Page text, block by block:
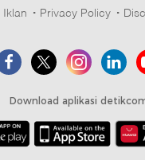
Privacy Policy
Download aplikasi